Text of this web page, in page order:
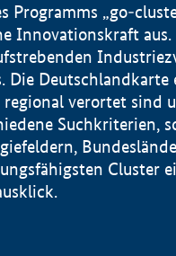
„go-
Innovationskraft
Die
verortet sind
Suchkriterien,